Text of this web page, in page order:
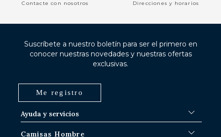
Contacte con nosotros Direcciones y horarios
Ayuda y servicios
Camisas Hombre
Suscríbete a nuestro boletín para ser el primero en
conocer nuestras novedades y nuestras ofertas
exclusivas.
Me registro